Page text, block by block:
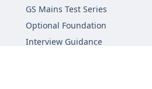
GS Mains Test Series
Optional Foundation
Interview Guidance